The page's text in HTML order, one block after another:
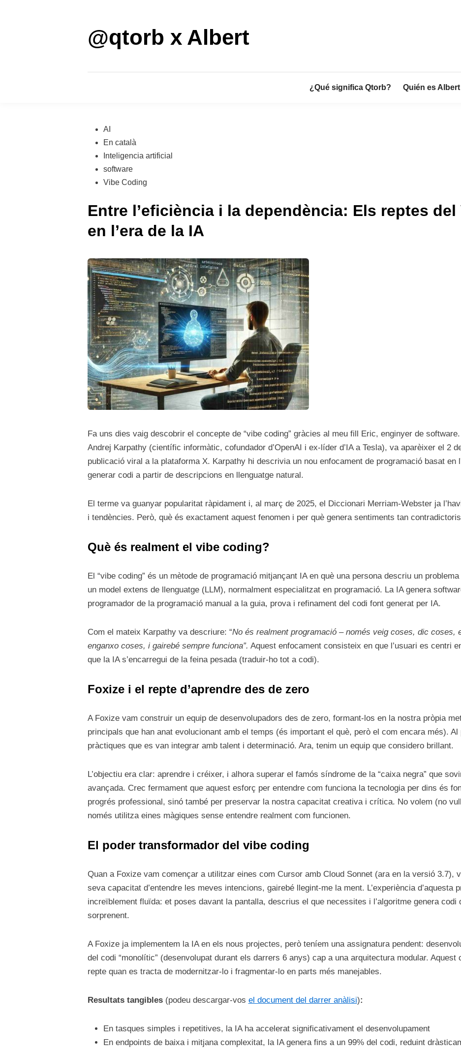
@qtorb x Albert
¿Qué significa Qtorb? Quién es
Publicado
en
AI
En català
Inteligencia artificial
software
Vibe Coding
Entre l’eficiència i la dependència: Els reptes
en l’era de la IA
Fa uns dies vaig descobrir el concepte de “vibe coding” gràcies al meu fill Eric, enginyer de
Andrej Karpathy (científic informàtic, cofundador d’OpenAI i ex-líder d’IA a Tesla), va aparèixer el 2
publicació viral a la plataforma X. Karpathy hi descrivia un nou enfocament de programació basat en
generar codi a partir de descripcions en llenguatge natural.
El terme va guanyar popularitat ràpidament i, al març de 2025, el Diccionari Merriam-Webster ja
i tendències. Però, què és exactament aquest fenomen i per què genera sentiments tan
Què és realment el vibe coding?
El “vibe coding” és un mètode de programació mitjançant IA en què una persona descriu un
un model extens de llenguatge (LLM), normalment especialitzat en programació. La IA genera
programador de la programació manual a la guia, prova i refinament del codi font generat per IA.
Com el mateix Karpathy va descriure: “No és realment programació – només veig coses, dic coses,
enganxo coses, i gairebé sempre funciona”. Aquest enfocament consisteix en que l’usuari es centri
que la IA s’encarregui de la feina pesada (traduir-ho tot a codi).
Foxize i el repte d’aprendre des de zero
A Foxize vam construir un equip de desenvolupadors des de zero, formant-los en la nostra pròpia
principals que han anat evolucionant amb el temps (és important el què, però el com encara més).
pràctiques que es van integrar amb talent i determinació. Ara, tenim un equip que considero brillant.
L’objectiu era clar: aprendre i créixer, i alhora superar el famós síndrome de la “caixa negra” que
avançada. Crec fermament que aquest esforç per entendre com funciona la tecnologia per dins és
progrés professional, sinó també per preservar la nostra capacitat creativa i crítica. No volem (no
només utilitza eines màgiques sense entendre realment com funcionen.
El poder transformador del vibe coding
Quan a Foxize vam començar a utilitzar eines com Cursor amb Cloud Sonnet (ara en la versió 3.7),
seva capacitat d’entendre les meves intencions, gairebé llegint-me la ment. L’experiència d’aquesta
increïblement fluïda: et poses davant la pantalla, descrius el que necessites i l’algoritme genera codi
sorprenent.
A Foxize ja implementem la IA en els nous projectes, però teníem una assignatura pendent:
del codi “monolític” (desenvolupat durant els darrers 6 anys) cap a una arquitectura modular. Aquest
repte quan es tracta de modernitzar-lo i fragmentar-lo en parts més manejables.
Resultats tangibles(podeu descargar-vos el document del darrer anàlisi):
En tasques simples i repetitives, la IA ha accelerat significativament el desenvolupament
En endpoints de baixa i mitjana complexitat, la IA genera fins a un 99% del codi, reduint